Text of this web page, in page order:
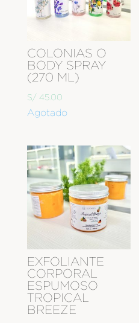
COLONIAS O
BODY SPRAY
(270 ML)
S/ 45.00
Agotado
EXFOLIANTE
CORPORAL
ESPUMOSO
TROPICAL
BREEZE